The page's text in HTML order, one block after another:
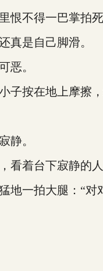
不得一巴掌拍死
是自己脚滑。
恶。
按在地上摩擦，
静。
着台下寂静的人
一拍大腿：“对